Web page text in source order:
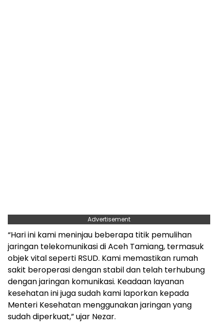
Advertisement
“Hari ini kami meninjau beberapa titik pemulihan
jaringan telekomunikasi di Aceh Tamiang, termasuk
objek vital seperti RSUD. Kami memastikan rumah
sakit beroperasi dengan stabil dan telah terhubung
dengan jaringan komunikasi. Keadaan layanan
kesehatan ini juga sudah kami laporkan kepada
Menteri Kesehatan menggunakan jaringan yang
sudah diperkuat,” ujar Nezar.